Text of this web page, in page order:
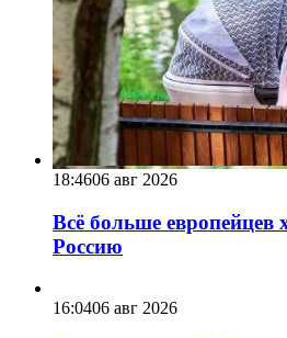
18:4606 авг 2026
Всё больше европейцев
Россию
16:0406 авг 2026